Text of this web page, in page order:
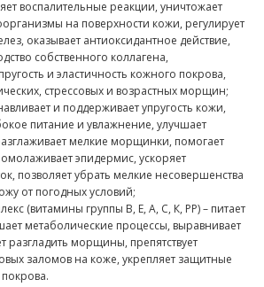
воспалительные реакции, уничтожает
на поверхности кожи, регулирует
оказывает антиоксидантное действие,
собственного коллагена,
и эластичность кожного покрова,
стрессовых и возрастных морщин;
и поддерживает упругость кожи,
питание и увлажнение, улучшает
мелкие морщинки, помогает
эпидермис, ускоряет
позволяет убрать мелкие несовершенства
от погодных условий;
(витамины группы В, Е, А, С, К, РР) – питает
метаболические процессы, выравнивает
разгладить морщины, препятствует
заломов на коже, укрепляет защитные